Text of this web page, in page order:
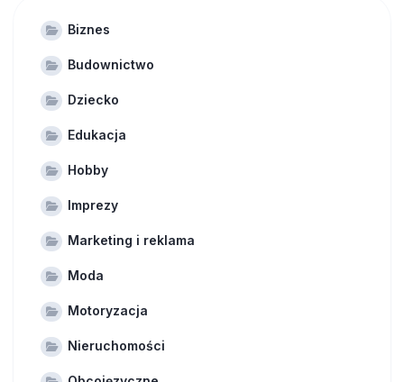
Biznes
Budownictwo
Dziecko
Edukacja
Hobby
Imprezy
Marketing i reklama
Moda
Motoryzacja
Nieruchomości